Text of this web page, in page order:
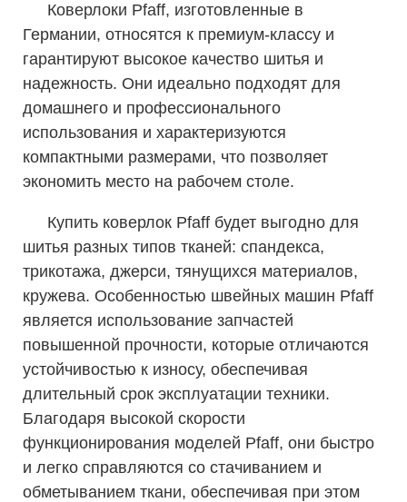
Коверлоки Pfaff, изготовленные в
Германии, относятся к премиум-классу и
гарантируют высокое качество шитья и
надежность. Они идеально подходят для
домашнего и профессионального
использования и характеризуются
компактными размерами, что позволяет
экономить место на рабочем столе.
Купить коверлок Pfaff будет выгодно для
шитья разных типов тканей: спандекса,
трикотажа, джерси, тянущихся материалов,
кружева. Особенностью швейных машин Pfaff
является использование запчастей
повышенной прочности, которые отличаются
устойчивостью к износу, обеспечивая
длительный срок эксплуатации техники.
Благодаря высокой скорости
функционирования моделей Pfaff, они быстро
и легко справляются со стачиванием и
обметыванием ткани, обеспечивая при этом